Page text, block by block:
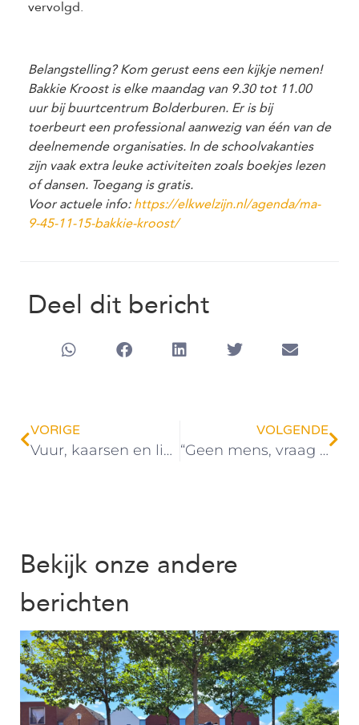
vervolgd.
Belangstelling? Kom gerust eens een kijkje nemen!
Bakkie Kroost is elke maandag van 9.30 tot 11.00
uur bij buurtcentrum Bolderburen. Er is bij
toerbeurt een professional aanwezig van één van de
deelnemende organisaties. In de schoolvakanties
zijn vaak extra leuke activiteiten zoals boekjes lezen
of dansen. Toegang is gratis.
Voor actuele info:https://elkwelzijn.nl/agenda/ma-
9-45-11-15-bakkie-kroost/
Deel dit bericht
VORIGE
Vuur, kaarsen en lichtjes bij Bolderburen
VOLGENDE
“Geen mens, vraag en probleem is hetzelfde”
Bekijk onze andere
berichten